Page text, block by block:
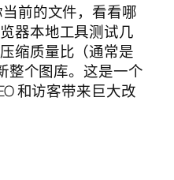
前的文件，看看哪
器本地工具测试几
缩质量比（通常是
整个图库。这是一个
和访客带来巨大改